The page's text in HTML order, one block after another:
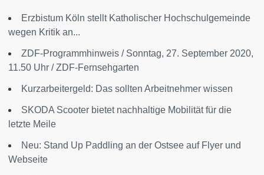
Erzbistum Köln stellt Katholischer Hochschulgemeinde
wegen Kritik an...
ZDF-Programmhinweis / Sonntag, 27. September 2020,
11.50 Uhr / ZDF-Fernsehgarten
Kurzarbeitergeld: Das sollten Arbeitnehmer wissen
SKODA Scooter bietet nachhaltige Mobilität für die
letzte Meile
Neu: Stand Up Paddling an der Ostsee auf Flyer und
Webseite